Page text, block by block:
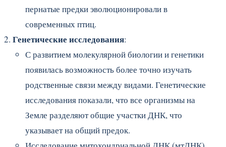
пернатые предки эволюционировали в
современных птиц.
Генетические исследования:
С развитием молекулярной биологии и генетики
появилась возможность более точно изучать
родственные связи между видами. Генетические
исследования показали, что все организмы на
Земле разделяют общие участки ДНК, что
указывает на общий предок.